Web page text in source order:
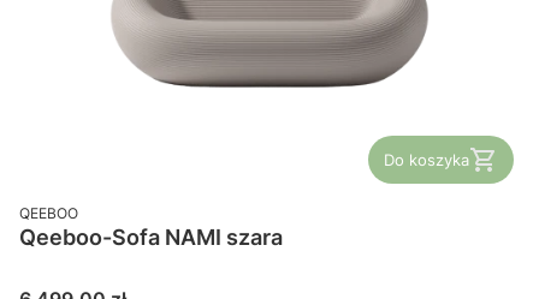
Do koszyka
PRODUCENT
QEEBOO
Qeeboo-Sofa NAMI szara